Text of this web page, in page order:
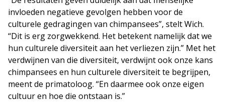
invloeden negatieve gevolgen hebben voor de
culturele gedragingen van chimpansees”, stelt Wich.
“Dit is erg zorgwekkend. Het betekent namelijk dat we
hun culturele diversiteit aan het verliezen zijn.” Met het
verdwijnen van die diversiteit, verdwijnt ook onze kans
chimpansees en hun culturele diversiteit te begrijpen,
meent de primatoloog. “En daarmee ook onze eigen
cultuur en hoe die ontstaan is.”